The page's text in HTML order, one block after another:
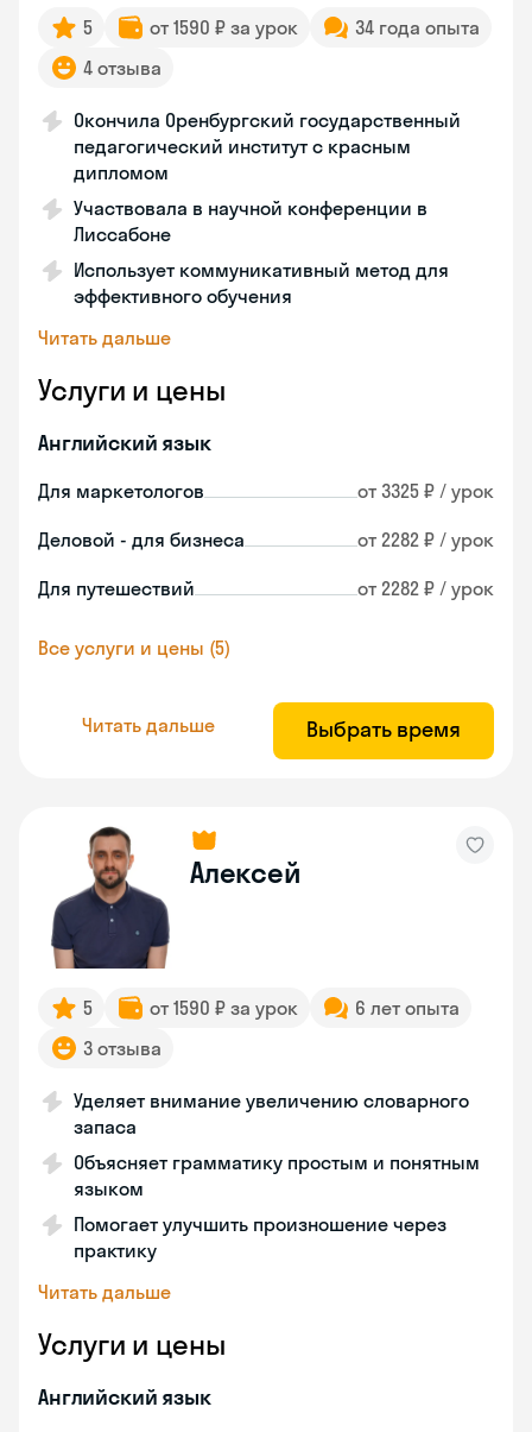
5 от 1590 ₽ за урок
34 года опыта
4 отзыва
Окончила Оренбургский государственный
педагогический институт с красным
дипломом
Участвовала в научной конференции в
Лиссабоне
Использует коммуникативный метод для
эффективного обучения
Читать дальше
Услуги и цены
Английский язык
Для маркетологов от 3325 ₽ / урок
Деловой - для бизнеса от 2282 ₽ / урок
Для путешествий от 2282 ₽ / урок
Все услуги и цены (5)
Читать дальше Выбрать время
Алексей
5 от 1590 ₽ за урок
6 лет опыта
3 отзыва
Уделяет внимание увеличению словарного
запаса
Объясняет грамматику простым и понятным
языком
Помогает улучшить произношение через
практику
Читать дальше
Услуги и цены
Английский язык